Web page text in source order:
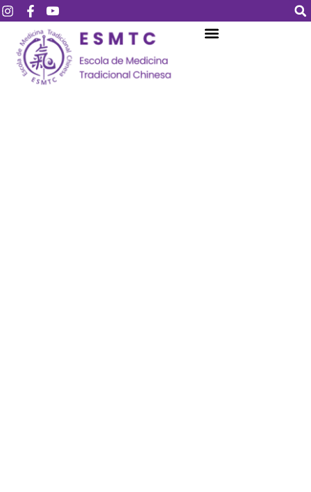
Login Assinar
Login